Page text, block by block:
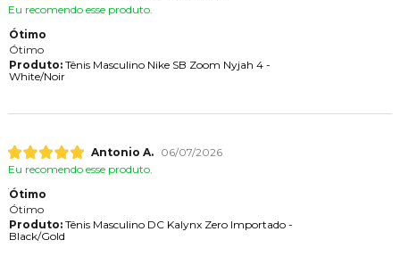
Eu recomendo esse produto.
Ótimo
Ótimo
Produto:Tênis Masculino Nike SB Zoom Nyjah 4 -
White/Noir
Antonio A.
06/07/2026
Eu recomendo esse produto.
Ótimo
Ótimo
Produto:Tênis Masculino DC Kalynx Zero Importado -
Black/Gold